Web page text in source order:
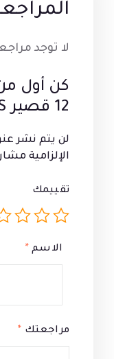
لا توجد
كن أول
12 قصير A CLASS”
لن يتم نشر
الإلزامية
تقييمك
مراجعتك *
الاسم *